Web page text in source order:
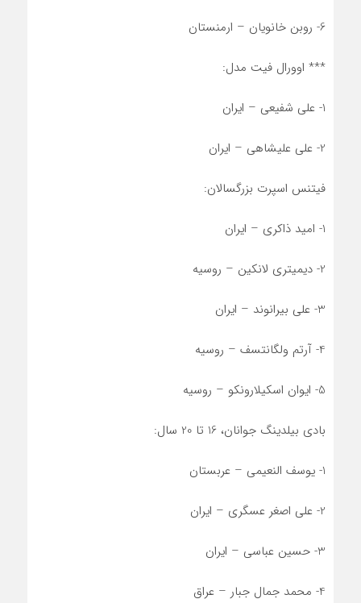
6- روبن خانویان – ارمنستان
*** اوورال فیت مدل:
1- علی شفیعی – ایران
2- علی علیشاهی – ایران
فیتنس اسپرت بزرگسالان:
1- امید ذاکری – ایران
2- دیمیتری لانکین – روسیه
3- علی بیرانوند – ایران
4- آرتم ولگانتسف – روسیه
5- ایوان اسکیلارونکو – روسیه
بادی بیلدینگ جوانان، 16 تا 20 سال:
1- یوسف النعیمی – عربستان
2- علی اصغر عسگری – ایران
3- حسین عباسی – ایران
4- محمد جمال جبار – عراق